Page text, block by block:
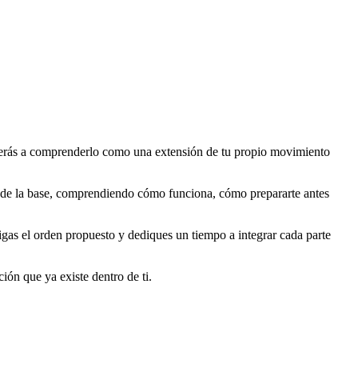
a comprenderlo como una extensión de tu propio movimiento
la base, comprendiendo cómo funciona, cómo prepararte antes
el orden propuesto y dediques un tiempo a integrar cada parte
que ya existe dentro de ti.